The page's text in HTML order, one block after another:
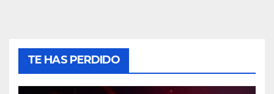
TE HAS PERDIDO